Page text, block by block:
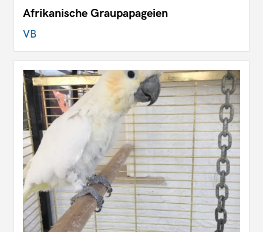
Afrikanische Graupapageien
VB